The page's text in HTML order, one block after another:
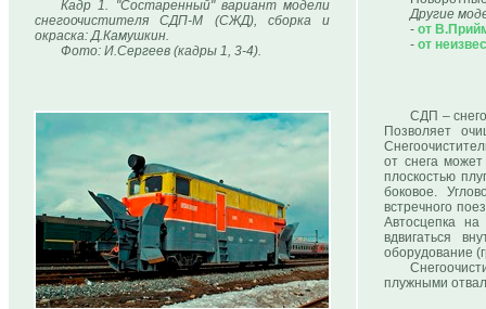
Кадр 1. "Состаренный" вариант модели
снегоочистителя СДП-М (СЖД), сборка и
окраска: Д.Камушкин.
Фото: И.Сергеев (кадры 1, 3-4).
Другие
- от
- от
СДП –
Позволяет
от снега
плоскостью
боковое.
встречного
Автосцепка
вдвигаться
оборудование
плужными